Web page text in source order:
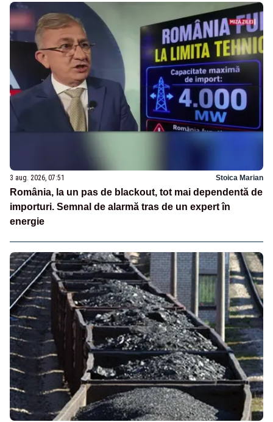
3 aug. 2026, 07:51 Stoica Marian
România, la un pas de blackout, tot mai dependentă de
importuri. Semnal de alarmă tras de un expert în
energie